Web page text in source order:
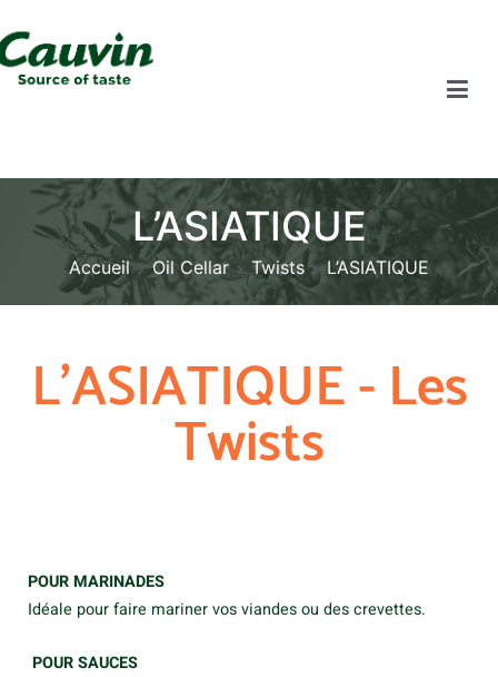
L’ASIATIQUE
Accueil Oil Cellar Twists L’ASIATIQUE
L'ASIATIQUE - Les
Twists
POUR MARINADES
Idéale pour faire mariner vos viandes ou des crevettes.
POUR SAUCES